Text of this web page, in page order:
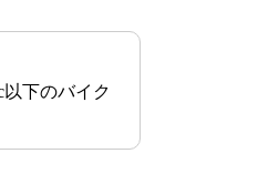
下のバイク